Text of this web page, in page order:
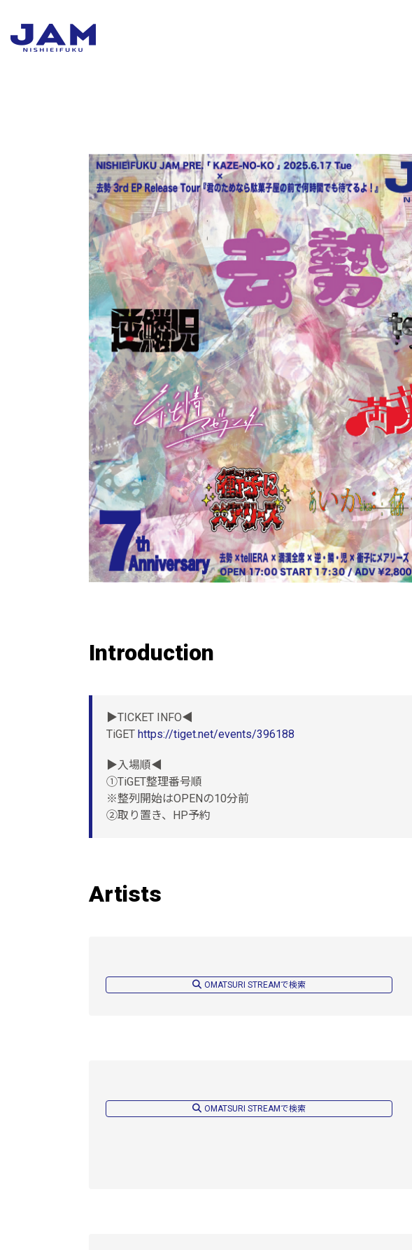
Introduction
▶︎TICKET INFO◀︎
TiGET https://tiget.net/events/396188
▶︎入場順◀︎
①TiGET整理番号順
※整列開始はOPENの10分前
②取り置き、HP予約
Artists
OMATSURI STREAMで検索
OMATSURI STREAMで検索